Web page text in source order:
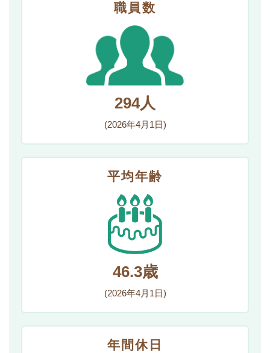
職員数
294人
(2026年4月1日)
平均年齢
46.3歳
(2026年4月1日)
年間休日